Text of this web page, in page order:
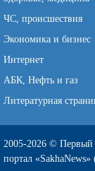
ЧС, происшествия
Экономика и бизнес
Интернет
АБК, Нефть и газ
Литературная
2005-2026 © Первый
портал